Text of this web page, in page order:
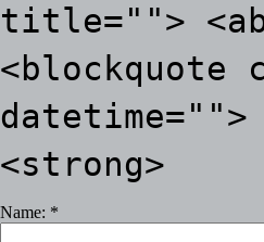
title="">
<blockquote
<strong>
Name: *